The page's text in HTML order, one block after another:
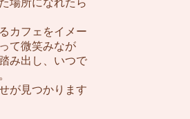
場所になれたら
カフェをイメー
て微笑みなが
み出し、いつで
が見つかります